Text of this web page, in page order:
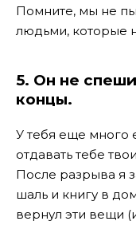
Помните, мы не
людьми, которые
5. Он не
концы.
У тебя еще много
отдавать тебе
После разрыва я
шаль и книгу в
вернул эти вещи